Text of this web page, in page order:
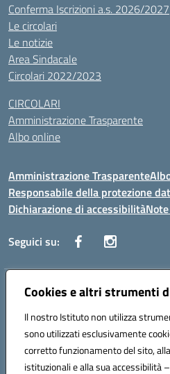
Cookies e altri strumenti
Il nostro Istituto non utilizza
sono utilizzati esclusivamente
corretto funzionamento del sito,
istituzionali e alla sua accessibilità
Conferma Iscrizioni a.s. 2026/2027
Le circolari
Le notizie
Area Sindacale
Circolari 2022/2023
CIRCOLARI
Amministrazione Trasparente
Albo online
Amministrazione Trasparente
Responsabile della protezione
Dichiarazione di accessibilità
Seguici su:
Indirizzo:Corso Vittorio Emanuele, 27
Posta elettronica certificata (PEC):
Codice fiscale: 97308550827
Codice meccanografico: PAIS03600R